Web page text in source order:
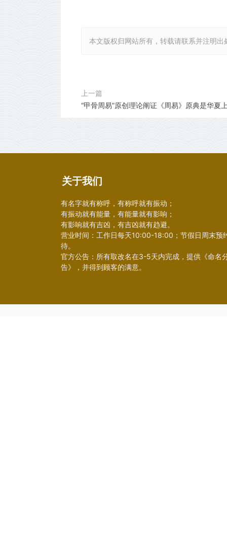
本文版权归网站所有，转载请联系并注明
上一篇
“甲骨周易”原创理论阐证《周易》原典是华夏
关于我们
有名字就有称呼，有称呼就有振动；
有振动就有能量，有能量就有影响；
有影响就有吉凶，有吉凶就有趋避。
营业时间：工作日每天10:00-18:00；节假日周末预
待。
官方公告：所有取改名在3-5天内完成，提供《命名
告》，并得到顾客的满意。